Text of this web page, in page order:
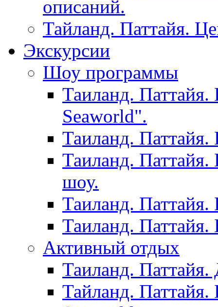
описаний.
Тайланд. Паттайя.
Экскурсии
Шоу программы
Таиланд.
Seaworld".
Таиланд.
Таиланд.
шоу.
Таиланд.
Таиланд. Паттайя.
Активный отдых
Таиланд. Паттайя.
Тайланд.